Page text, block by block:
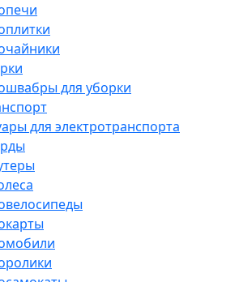
для уборки
для электротранспорта